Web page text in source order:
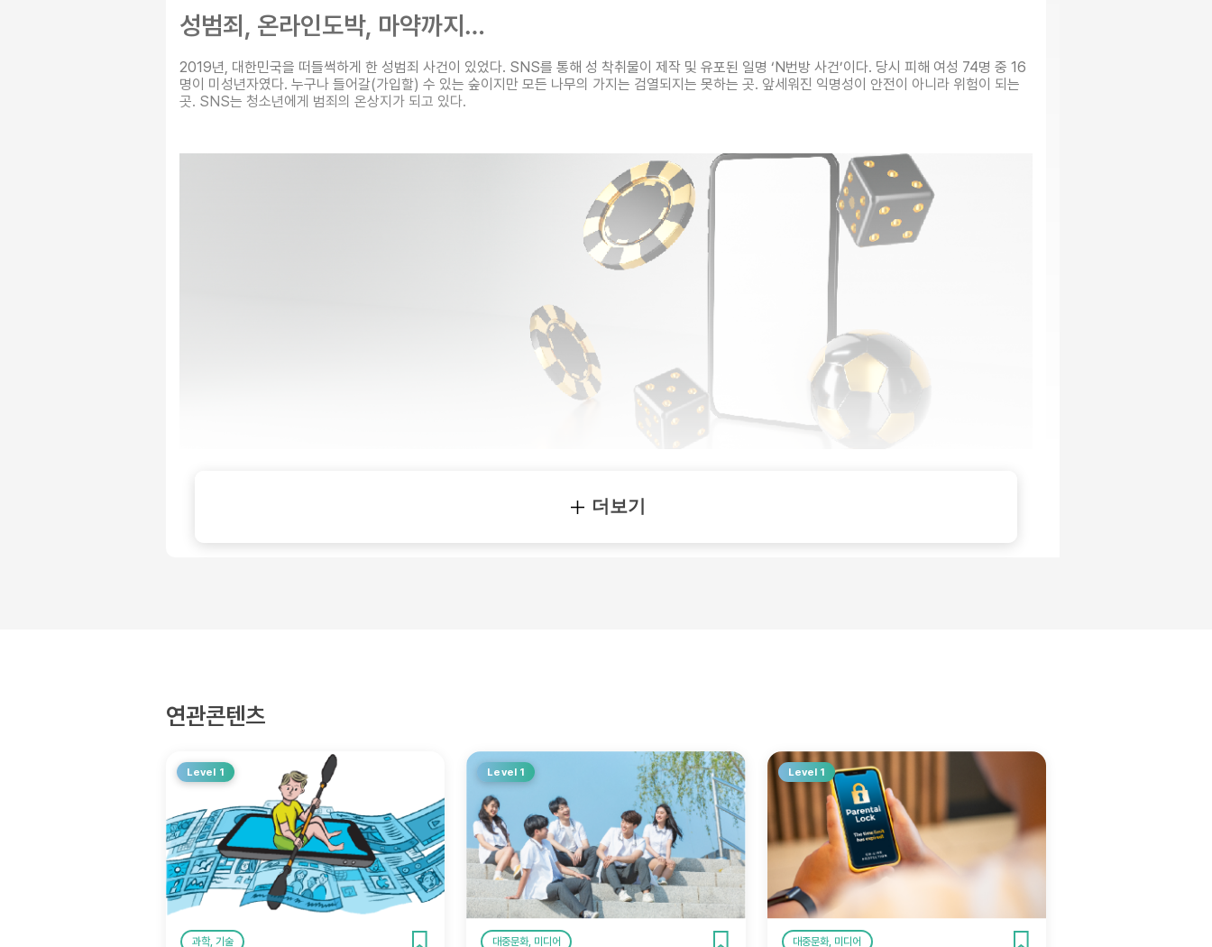
성범죄, 온라인도박, 마약까지…
2019년, 대한민국을 떠들썩하게 한 성범죄 사건이 있었다. SNS를 통해 성 착취물이 제작 및 유포된 일명 ‘N번방 사건’이다. 당시 피해 여성 74명 중 16
명이 미성년자였다. 누구나 들어갈(가입할) 수 있는 숲이지만 모든 나무의 가지는 검열되지는 못하는 곳. 앞세워진 익명성이 안전이 아니라 위험이 되는
곳. SNS는 청소년에게 범죄의 온상지가 되고 있다.
더보기
연관콘텐츠
Level 1
과학, 기술
Level 1
대중문화, 미디어
Level 1
대중문화, 미디어